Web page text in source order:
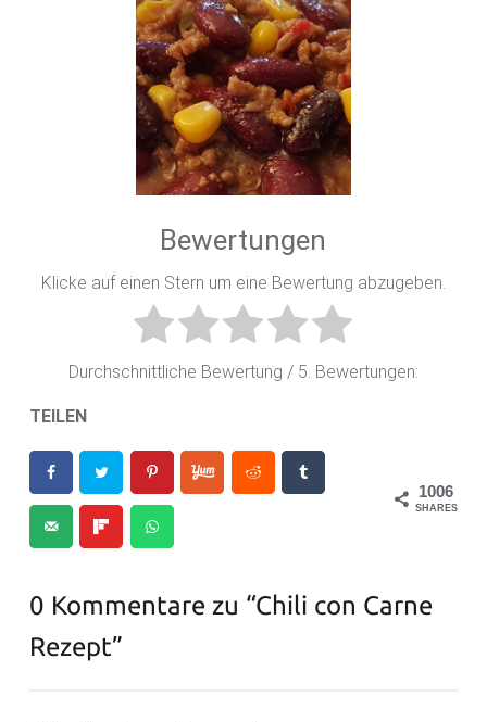
Bewertungen
Klicke auf einen Stern um eine Bewertung abzugeben.
Durchschnittliche Bewertung / 5. Bewertungen:
TEILEN
1006
SHARES
0 Kommentare zu “Chili con Carne
Rezept”